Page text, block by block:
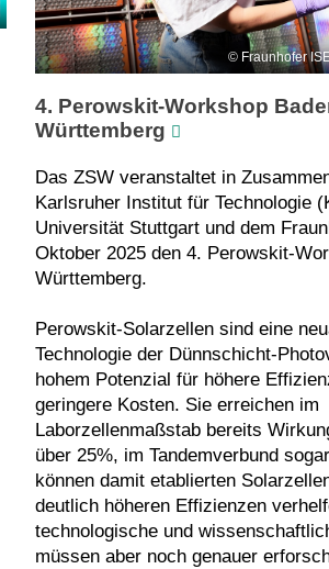
Fraunhofer
4. Perowskit-Workshop
Württemberg
Das ZSW veranstaltet in
Karlsruher Institut für Technologie
Universität Stuttgart und dem
Oktober 2025 den 4. Perowskit-
Württemberg.
Perowskit-Solarzellen sind eine
Technologie der Dünnschicht-
hohem Potenzial für höhere
geringere Kosten. Sie erreichen im
Laborzellenmaßstab bereits
über 25%, im Tandemverbund
können damit etablierten
deutlich höheren Effizienzen
technologische und
müssen aber noch genauer